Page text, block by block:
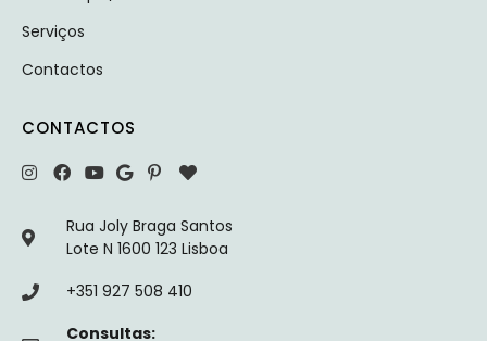
Serviços
Contactos
CONTACTOS
Rua Joly Braga Santos
Lote N 1600 123 Lisboa
+351 927 508 410
Consultas: